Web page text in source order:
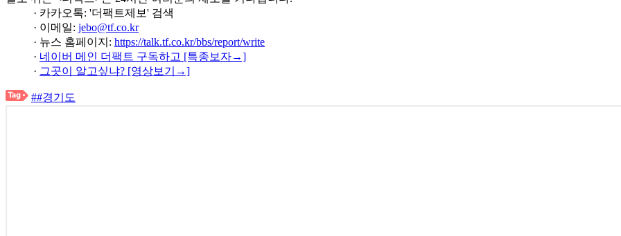
· 카카오톡: '더팩트제보' 검색
· 이메일: jebo@tf.co.kr
· 뉴스 홈페이지: https://talk.tf.co.kr/bbs/report/write
· 네이버 메인 더팩트 구독하고 [특종보자→]
· 그곳이 알고싶냐? [영상보기→]
##경기도